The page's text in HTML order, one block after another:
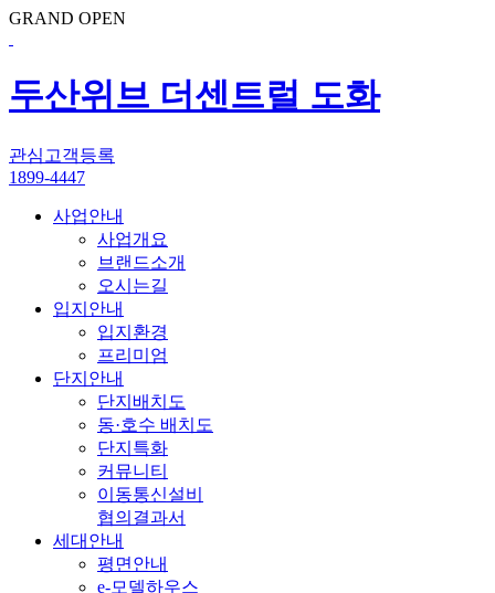
GRAND OPEN
두산위브 더센트럴 도화
관심고객등록
1899-4447
사업안내
사업개요
브랜드소개
오시는길
입지안내
입지환경
프리미엄
단지안내
단지배치도
동·호수 배치도
단지특화
커뮤니티
이동통신설비
협의결과서
세대안내
평면안내
e-모델하우스